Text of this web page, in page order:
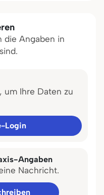
die Angaben in
um Ihre Daten zu
Login
Angaben
Nachricht.